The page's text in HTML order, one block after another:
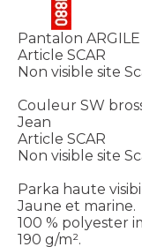
Pantalon
Article SCAR
Non visible site
Couleur SW
Jean
Article SCAR
Non visible site
Parka haute
Jaune et marine.
100 % polyester
190 g/m².